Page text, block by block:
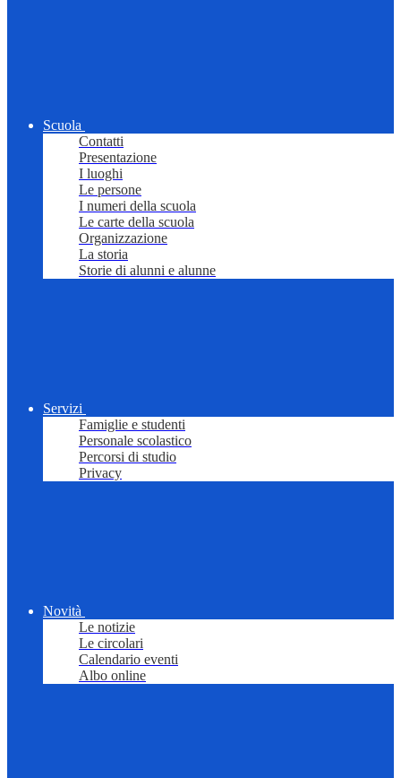
Scuola
Contatti
Presentazione
I luoghi
Le persone
I numeri della scuola
Le carte della scuola
Organizzazione
La storia
Storie di alunni e alunne
Servizi
Famiglie e studenti
Personale scolastico
Percorsi di studio
Privacy
Novità
Le notizie
Le circolari
Calendario eventi
Albo online